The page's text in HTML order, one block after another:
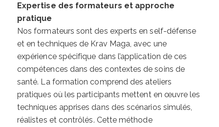
Expertise des formateurs et approche
pratique
Nos formateurs sont des experts en self-défense
et en techniques de Krav Maga, avec une
expérience spécifique dans l’application de ces
compétences dans des contextes de soins de
santé. La formation comprend des ateliers
pratiques où les participants mettent en œuvre les
techniques apprises dans des scénarios simulés,
réalistes et contrôlés. Cette méthode